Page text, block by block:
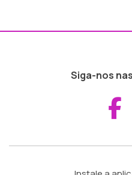
Siga-nos